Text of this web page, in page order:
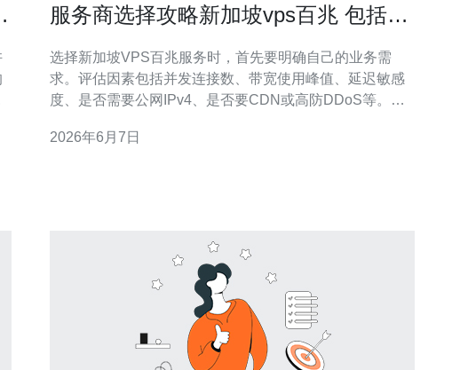
服务商选择攻略新加坡vps百兆 包括
选择新加坡VPS百兆服务时，首先要明确自己的业务需
求。评估因素包括并发连接数、带宽使用峰值、延迟敏感
度、是否需要公网IPv4、是否要CDN或高防DDoS等。百
键在于服务商的网络质量和SLA承诺。 SLA是衡量服务稳
2026年6月7日